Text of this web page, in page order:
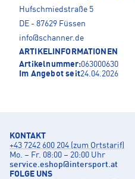
Hufschmiedstraße 5
DE - 87629 Füssen
info@schanner.de
ARTIKELINFORMATIONEN
Artikelnummer:063000630
Im Angebot seit24.04.2026
KONTAKT
+43 7242 600 204 (zum Ortstarif)
Mo. – Fr. 08:00 – 20:00 Uhr
service.eshop@intersport.at
FOLGE UNS